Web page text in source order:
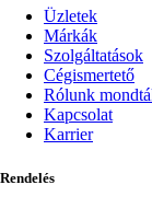
Üzletek
Márkák
Szolgáltatások
Cégismertető
Rólunk
Kapcsolat
Karrier
Rendelés